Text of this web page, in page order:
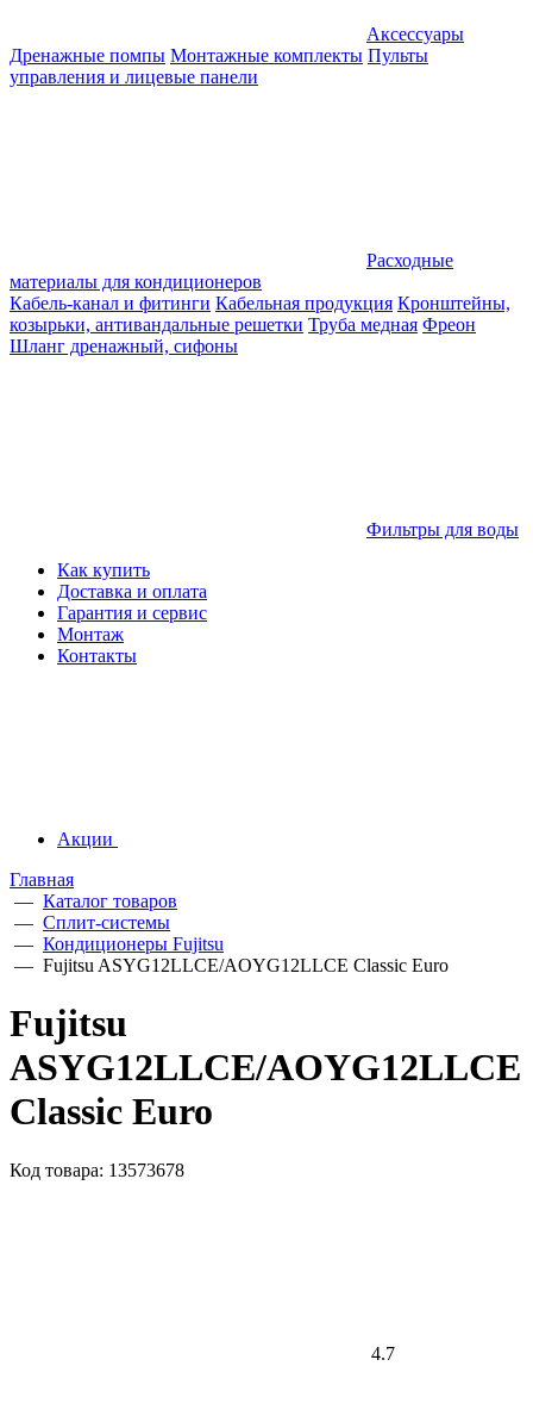
Аксессуары
Дренажные помпы Монтажные комплекты Пульты
управления и лицевые панели
Расходные
материалы для кондиционеров
Кабель-канал и фитинги Кабельная продукция Кронштейны,
козырьки, антивандальные решетки Труба медная Фреон
Шланг дренажный, сифоны
Фильтры для воды
Как купить
Доставка и оплата
Гарантия и сервис
Монтаж
Контакты
Акции
Главная
— Каталог товаров
— Сплит-системы
— Кондиционеры Fujitsu
— Fujitsu ASYG12LLCE/AOYG12LLCE Classic Euro
Fujitsu
ASYG12LLCE/AOYG12LLCE
Classic Euro
Код товара: 13573678
4.7